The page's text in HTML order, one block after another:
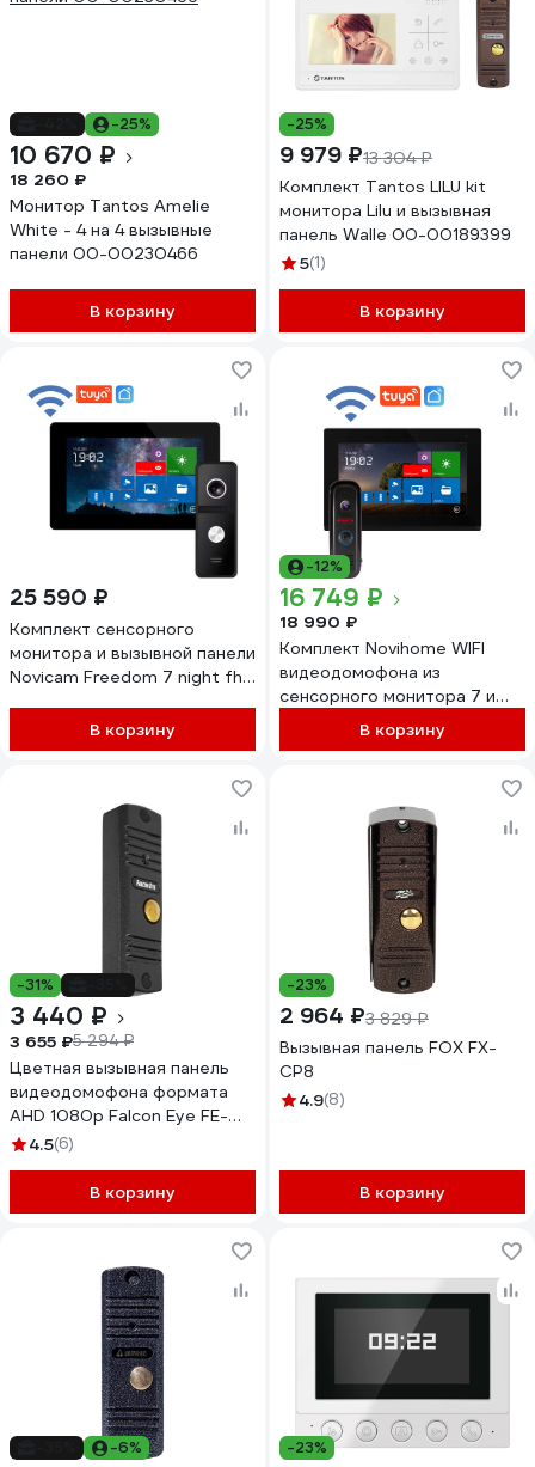
-25%
10 670 ₽
18 260 ₽
Монитор Tantos Amelie
White - 4 на 4 вызывные
панели 00-00230466
В корзину
-25%
9 979 ₽13 304 ₽
Комплект Tantos LILU kit
монитора Lilu и вызывная
панель Walle 00-00189399
5(1)
В корзину
25 590 ₽
Комплект сенсорного
монитора и вызывной панели
Novicam Freedom 7 night fhd
В корзину
-12%
16 749 ₽
18 990 ₽
Комплект Novihome WIFI
видеодомофона из
сенсорного монитора 7 и
вызывной панели COMFY 7
DARK FHD WIFI KIT. 5 м
Совместим с 4100
В корзину
-31%
3 440 ₽
3 655 ₽5 294 ₽
Цветная вызывная панель
видеодомофона формата
AHD 1080p Falcon Eye FE-
305HD графит 00-
4.5(6)
В корзину
-23%
2 964 ₽3 829 ₽
Вызывная панель FOX FX-
CP8
4.9(8)
В корзину
-6% -23%